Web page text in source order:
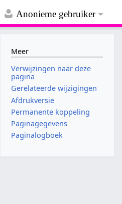
Anonieme gebruiker
Meer
Verwijzingen naar deze
pagina
Gerelateerde wijzigingen
Afdrukversie
Permanente koppeling
Paginagegevens
Paginalogboek